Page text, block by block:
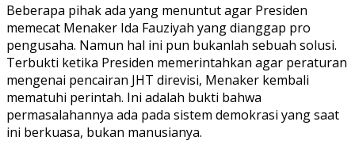
Beberapa pihak ada yang menuntut agar Presiden
memecat Menaker Ida Fauziyah yang dianggap pro
pengusaha. Namun hal ini pun bukanlah sebuah solusi.
Terbukti ketika Presiden memerintahkan agar peraturan
mengenai pencairan JHT direvisi, Menaker kembali
mematuhi perintah. Ini adalah bukti bahwa
permasalahannya ada pada sistem demokrasi yang saat
ini berkuasa, bukan manusianya.